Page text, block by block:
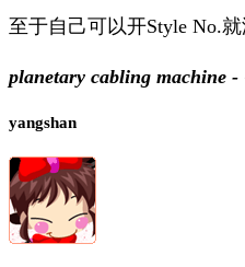
至于自己可以开Style No.就
planetary cabling machine
yangshan